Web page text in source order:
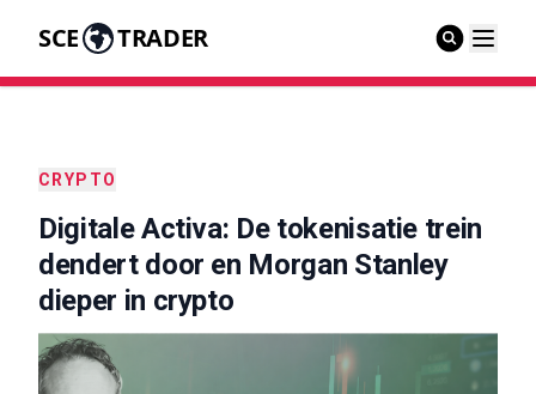
SCE TRADER
CRYPTO
Digitale Activa: De tokenisatie trein
dendert door en Morgan Stanley
dieper in crypto